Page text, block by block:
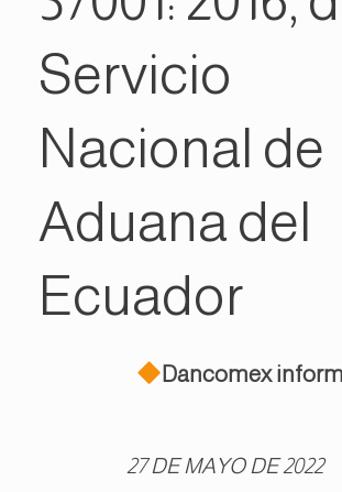
Servicio
Nacional de
Aduana del
Ecuador
Dancomex
27 DE MAYO DE 2022